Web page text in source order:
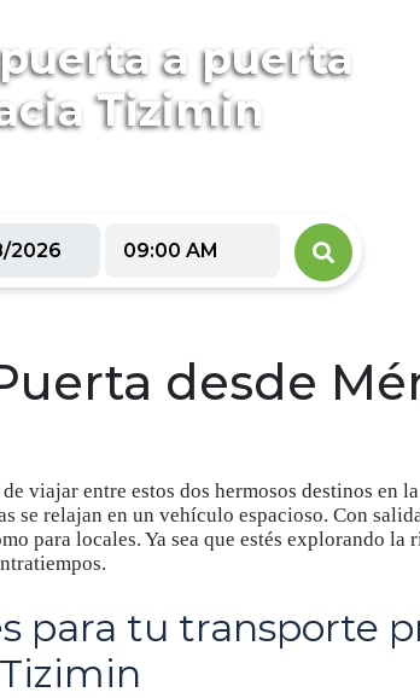
a puerta
Tizimin
desde
viajar entre estos dos hermosos destinos en
se relajan en un vehículo espacioso. Con
para locales. Ya sea que estés explorando
para tu transporte